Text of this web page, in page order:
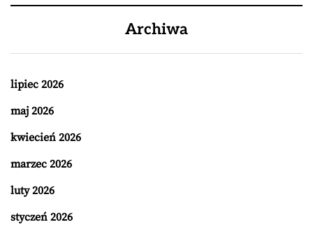
Archiwa
lipiec 2026
maj 2026
kwiecień 2026
marzec 2026
luty 2026
styczeń 2026